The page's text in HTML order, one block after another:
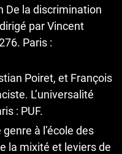
De la discrimination
par Vincent
Paris :
Poiret, et François
L’universalité
: PUF.
à l’école des
la mixité et leviers de